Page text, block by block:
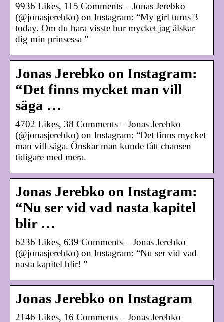
9936 Likes, 115 Comments – Jonas Jerebko
(@jonasjerebko) on Instagram: “My girl turns 3
today. Om du bara visste hur mycket jag älskar
dig min prinsessa ”
Jonas Jerebko on Instagram:
“Det finns mycket man vill
säga …
4702 Likes, 38 Comments – Jonas Jerebko
(@jonasjerebko) on Instagram: “Det finns mycket
man vill säga. Önskar man kunde fått chansen
tidigare med mera.
Jonas Jerebko on Instagram:
“Nu ser vid vad nasta kapitel
blir …
6236 Likes, 639 Comments – Jonas Jerebko
(@jonasjerebko) on Instagram: “Nu ser vid vad
nasta kapitel blir! ”
Jonas Jerebko on Instagram
2146 Likes, 16 Comments – Jonas Jerebko